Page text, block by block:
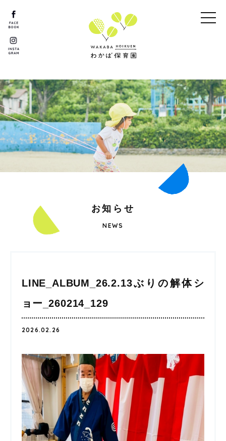
お知 ら せ
NEWS
LINE_ALBUM_26.2.13ぶりの解体シ
ョー_260214_129
2026.02.26